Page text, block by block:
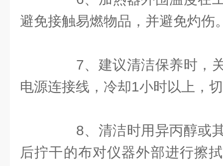
避免接触易燃物品，并避免灼伤
7、建议清洁保养时，关
电源连接线，冷却1小时以上，
8、清洁时用异丙醇或其
后拧干的布对仪器外部进行擦